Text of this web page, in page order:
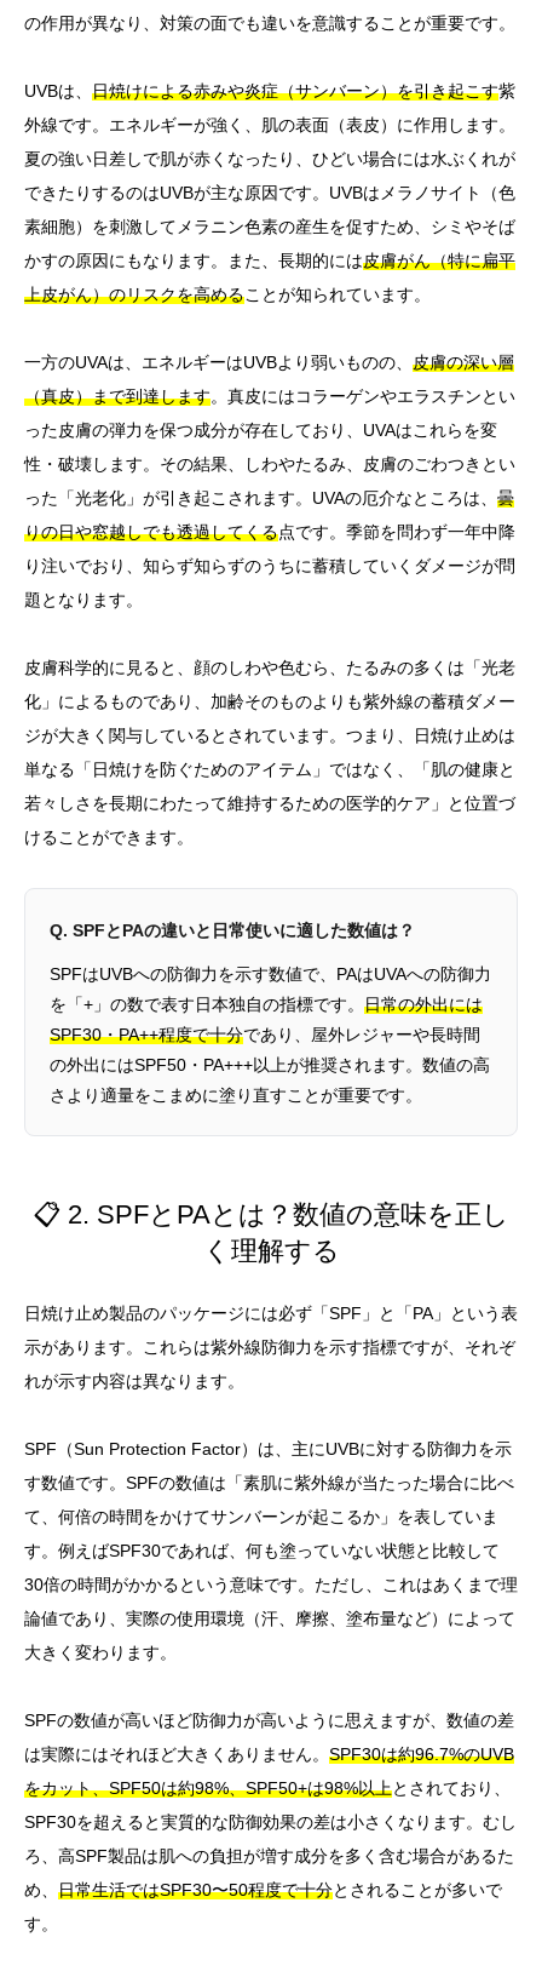
の作用が異なり、対策の面でも違いを意識することが重要です。
UVBは、 日焼けによる赤みや炎症（サンバーン）を引き起こす紫
外線です。エネルギーが強く、肌の表面（表皮）に作用します。
夏の強い日差しで肌が赤くなったり、ひどい場合には水ぶくれが
できたりするのはUVBが主な原因です。UVBはメラノサイト（色
素細胞）を刺激してメラニン色素の産生を促すため、シミやそば
かすの原因にもなります。また、長期的には皮膚がん（特に扁平
上皮がん）のリスクを高めることが知られています。
一方のUVAは、エネルギーはUVBより弱いものの、 皮膚の深い層
（真皮）まで到達します。真皮にはコラーゲンやエラスチンとい
った皮膚の弾力を保つ成分が存在しており、UVAはこれらを変
性・破壊します。その結果、しわやたるみ、皮膚のごわつきとい
った「光老化」が引き起こされます。UVAの厄介なところは、 曇
りの日や窓越しでも透過してくる点です。季節を問わず一年中降
り注いでおり、知らず知らずのうちに蓄積していくダメージが問
題となります。
皮膚科学的に見ると、顔のしわや色むら、たるみの多くは「光老
化」によるものであり、加齢そのものよりも紫外線の蓄積ダメー
ジが大きく関与しているとされています。つまり、日焼け止めは
単なる「日焼けを防ぐためのアイテム」ではなく、「肌の健康と
若々しさを長期にわたって維持するための医学的ケア」と位置づ
けることができます。
Q. SPFとPAの違いと日常使いに適した数値は？
SPFはUVBへの防御力を示す数値で、PAはUVAへの防御力
を「+」の数で表す日本独自の指標です。 日常の外出には
SPF30・PA++程度で十分であり、屋外レジャーや長時間
の外出にはSPF50・PA+++以上が推奨されます。数値の高
さより適量をこまめに塗り直すことが重要です。
📋 2. SPFとPAとは？数値の意味を正し
く理解する
日焼け止め製品のパッケージには必ず「SPF」と「PA」という表
示があります。これらは紫外線防御力を示す指標ですが、それぞ
れが示す内容は異なります。
SPF（Sun Protection Factor）は、主にUVBに対する防御力を示
す数値です。SPFの数値は「素肌に紫外線が当たった場合に比べ
て、何倍の時間をかけてサンバーンが起こるか」を表していま
す。例えばSPF30であれば、何も塗っていない状態と比較して
30倍の時間がかかるという意味です。ただし、これはあくまで理
論値であり、実際の使用環境（汗、摩擦、塗布量など）によって
大きく変わります。
SPFの数値が高いほど防御力が高いように思えますが、数値の差
は実際にはそれほど大きくありません。 SPF30は約96.7%のUVB
をカット、SPF50は約98%、SPF50+は98%以上とされており、
SPF30を超えると実質的な防御効果の差は小さくなります。むし
ろ、高SPF製品は肌への負担が増す成分を多く含む場合があるた
め、 日常生活ではSPF30〜50程度で十分とされることが多いで
す。